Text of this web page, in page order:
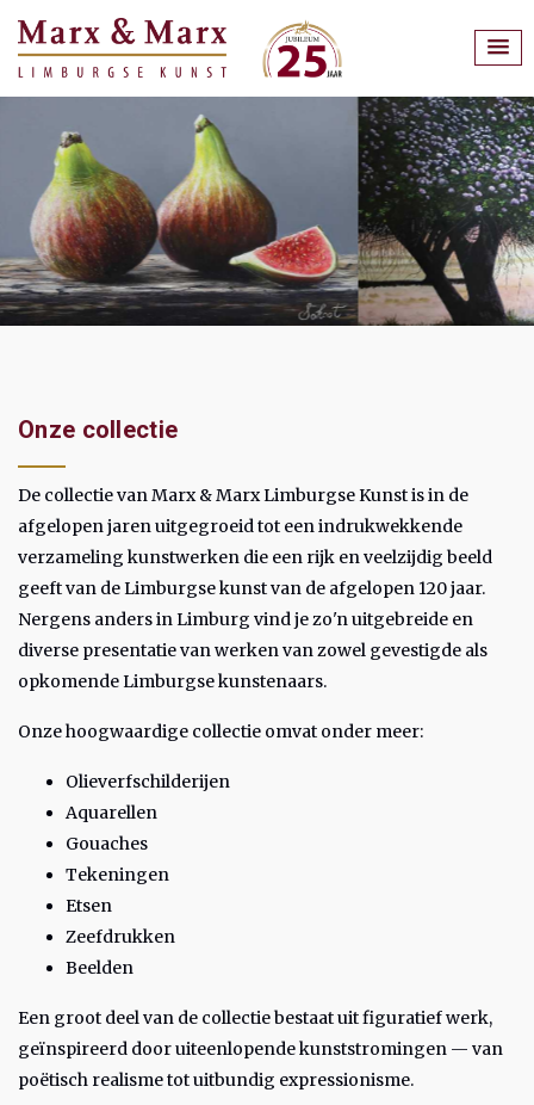
Onze collectie
De collectie van Marx & Marx Limburgse Kunst is in de
afgelopen jaren uitgegroeid tot een indrukwekkende
verzameling kunstwerken die een rijk en veelzijdig beeld
geeft van de Limburgse kunst van de afgelopen 120 jaar.
Nergens anders in Limburg vind je zo'n uitgebreide en
diverse presentatie van werken van zowel gevestigde als
opkomende Limburgse kunstenaars.
Onze hoogwaardige collectie omvat onder meer:
Olieverfschilderijen
Aquarellen
Gouaches
Tekeningen
Etsen
Zeefdrukken
Beelden
Een groot deel van de collectie bestaat uit figuratief werk,
geïnspireerd door uiteenlopende kunststromingen — van
poëtisch realisme tot uitbundig expressionisme.